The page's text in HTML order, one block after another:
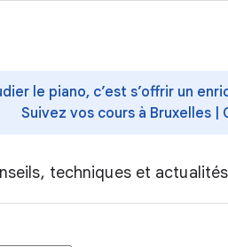
le piano, c’est s’offrir un
Suivez vos cours à Bruxelles
techniques et actualités